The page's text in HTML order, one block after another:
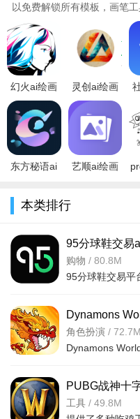
以免费解锁所有模板，画笔
词描述，快速生成各种与众
app官方版/安卓版/ios下载所
幻火ai绘画
app官方下
载2023最新
免费版
v1.0.1安卓
版
灵创ai绘画
软件下载官
方最新版(灵
绘AI)v1.0.2
安卓手机版
东方秘语ai
新版v1.0.1
艺顺ai绘画
本类排行
95分球鞋交易
版
购物 / 80.8M
Dynamons
v1.12.62 安卓版
角色扮演 / 72.7M
PUBG战神十
v7.68.0安卓免
工具 / 49.8M